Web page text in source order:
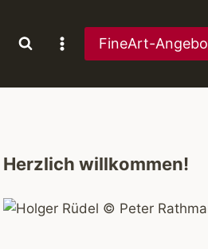
FineArt-
Herzlich willkommen!